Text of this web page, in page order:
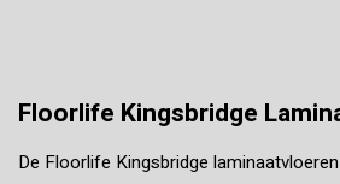
Floorlife Kingsbridge
De Floorlife Kingsbridge